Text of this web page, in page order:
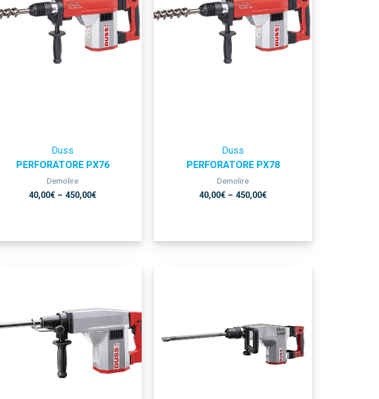
Duss
PERFORATORE PX76
Demolire
40,00€ – 450,00€
Duss
PERFORATORE PX78
Demolire
40,00€ – 450,00€